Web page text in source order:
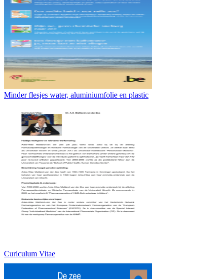
Minder flesjes water, aluminiumfolie en plastic
Curiculum Vitae